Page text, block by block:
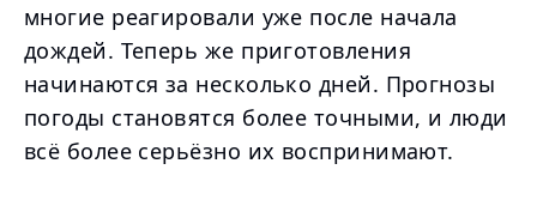
многие реагировали уже после начала
дождей. Теперь же приготовления
начинаются за несколько дней. Прогнозы
погоды становятся более точными, и люди
всё более серьёзно их воспринимают.